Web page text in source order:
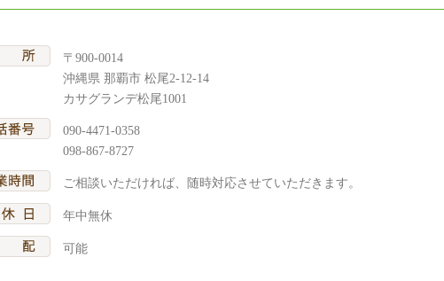
〒900-0014
沖縄県 那覇市 松尾2-12-14
カサグランデ松尾1001
090-4471-0358
098-867-8727
ご相談いただければ、随時対応させていただきます。
年中無休
可能